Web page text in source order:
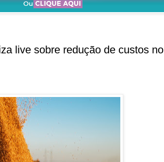
live sobre redução de custos no